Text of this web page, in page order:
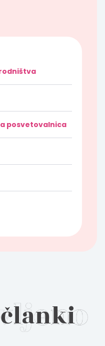
posvetovalnica